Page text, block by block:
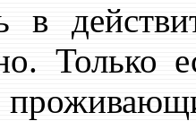
в
Только